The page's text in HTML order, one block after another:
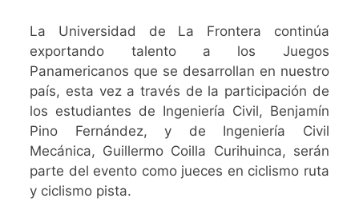
La Universidad de La Frontera continúa
exportando talento a los Juegos
Panamericanos que se desarrollan en nuestro
país, esta vez a través de la participación de
los estudiantes de Ingeniería Civil, Benjamín
Pino Fernández, y de Ingeniería Civil
Mecánica, Guillermo Coilla Curihuinca, serán
parte del evento como jueces en ciclismo ruta
y ciclismo pista.